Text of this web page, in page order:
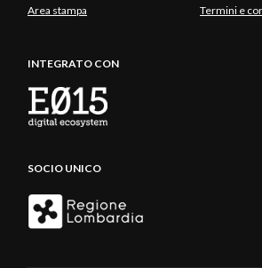
Area stampa Termini e
INTEGRATO CON
SOCIO UNICO